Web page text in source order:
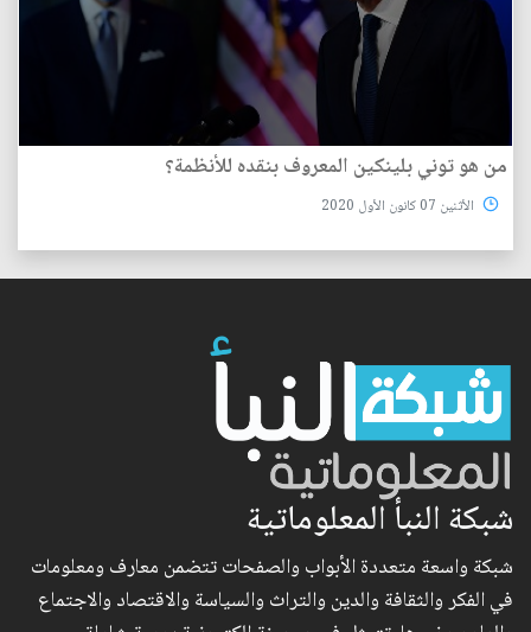
من هو توني بلينكين المعروف بنقده للأنظمة؟
الأثنين 07 كانون الأول 2020
شبكة النبأ المعلوماتية
شبكة واسعة متعددة الأبواب والصفحات تتضمن معارف ومعلومات
في الفكر والثقافة والدين والتراث والسياسة والاقتصاد والاجتماع